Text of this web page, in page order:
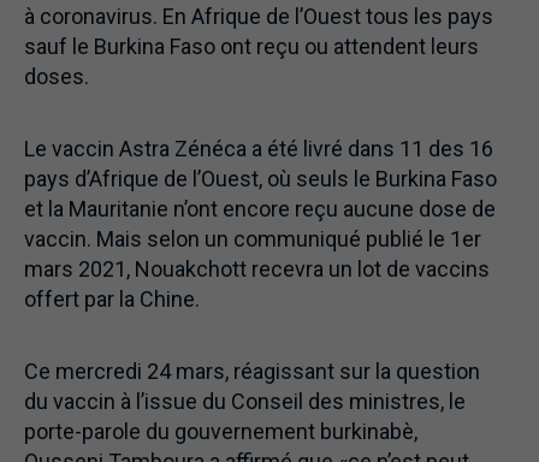
à coronavirus. En Afrique de l’Ouest tous les pays
sauf le Burkina Faso ont reçu ou attendent leurs
doses.
Le vaccin Astra Zénéca a été livré dans 11 des 16
pays d’Afrique de l’Ouest, où seuls le Burkina Faso
et la Mauritanie n’ont encore reçu aucune dose de
vaccin. Mais selon un communiqué publié le 1er
mars 2021, Nouakchott recevra un lot de vaccins
offert par la Chine.
Ce mercredi 24 mars, réagissant sur la question
du vaccin à l’issue du Conseil des ministres, le
porte-parole du gouvernement burkinabè,